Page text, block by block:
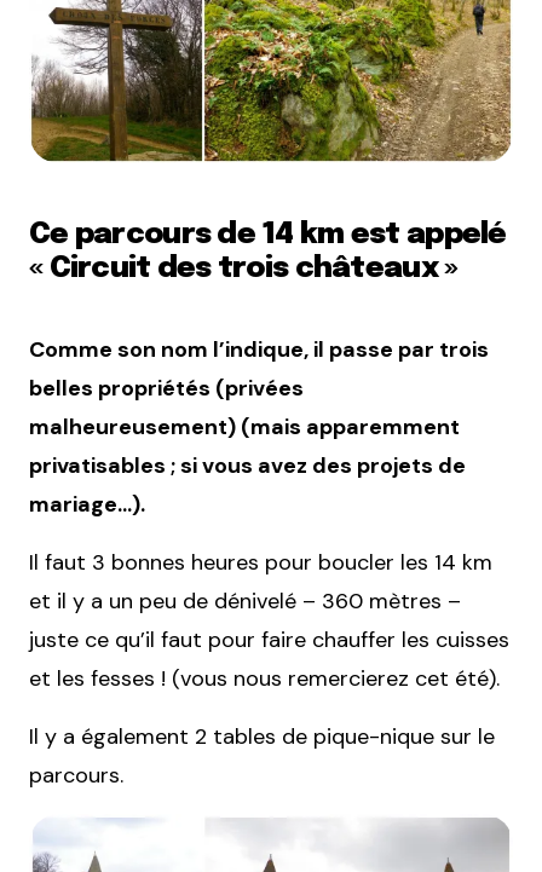
Ce parcours de 14 km est appelé
« Circuit des trois châteaux »
Comme son nom l’indique, il passe par trois
belles propriétés (privées
malheureusement) (mais apparemment
privatisables ; si vous avez des projets de
mariage…).
Il faut 3 bonnes heures pour boucler les 14 km
et il y a un peu de dénivelé – 360 mètres –
juste ce qu’il faut pour faire chauffer les cuisses
et les fesses ! (vous nous remercierez cet été).
Il y a également 2 tables de pique-nique sur le
parcours.